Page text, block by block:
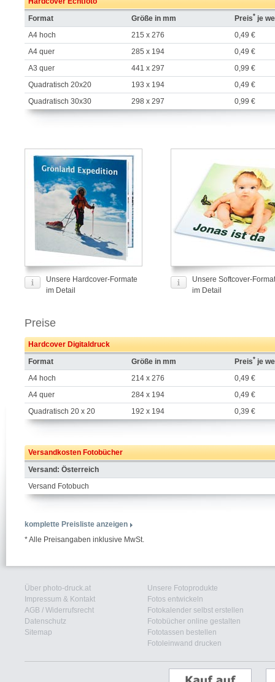
Format
Größe in mm Preis* je
A4 hoch
215 x 276
0,49 €
A4 quer
285 x 194
0,49 €
A3 quer
441 x 297
0,99 €
Quadratisch 20x20
193 x 194
0,49 €
Quadratisch 30x30
298 x 297 0,99 €
Unsere Hardcover-Formate
im Detail
Unsere Softcover-
im Detail
Preise
Hardcover Digitaldruck
Format
Größe in mm Preis* je
A4 hoch
214 x 276
0,49 €
A4 quer
284 x 194
0,49 €
Quadratisch 20 x 20
192 x 194 0,39 €
Versandkosten Fotobücher
Versand: Österreich
Versand Fotobuch
komplette Preisliste anzeigen
* Alle Preisangaben inklusive MwSt.
Über photo-druck.at
Impressum & Kontakt
AGB / Widerrufsrecht
Datenschutz
Sitemap
Unsere Fotoprodukte
Fotos entwickeln
Fotokalender selbst erstellen
Fotobücher online gestalten
Fototassen bestellen
Fotoleinwand drucken